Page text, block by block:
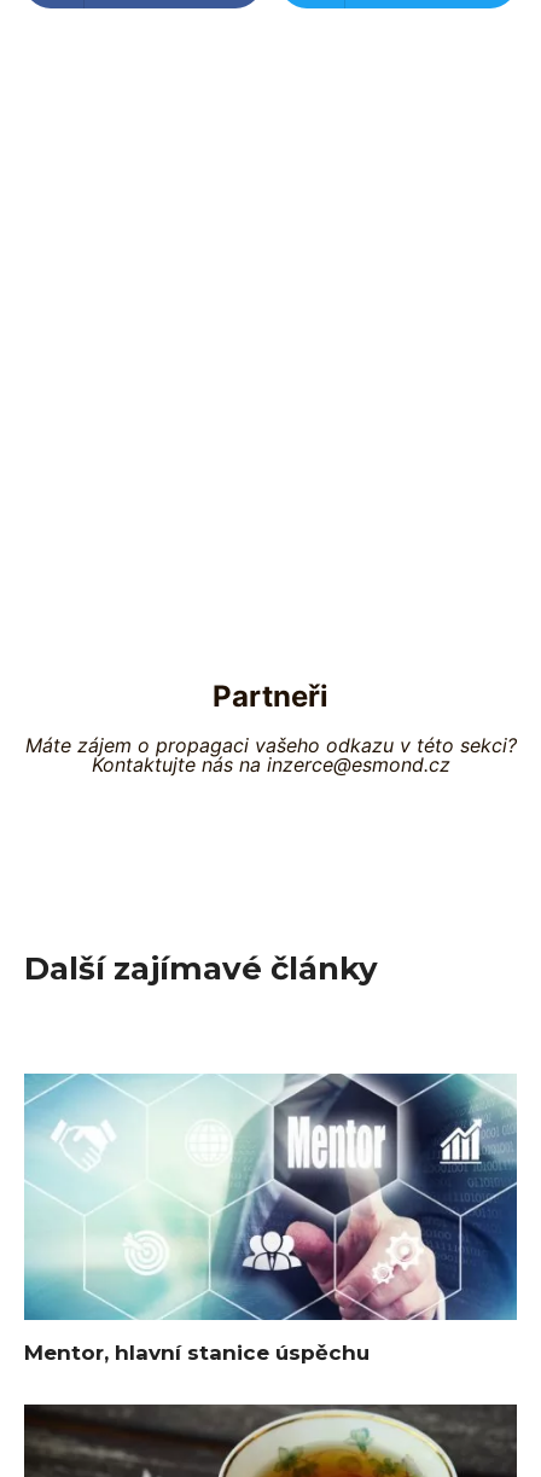
Partneři
Máte zájem o propagaci vašeho odkazu v této sekci?
Kontaktujte nás na inzerce@esmond.cz
Další zajímavé články
Mentor, hlavní stanice úspěchu